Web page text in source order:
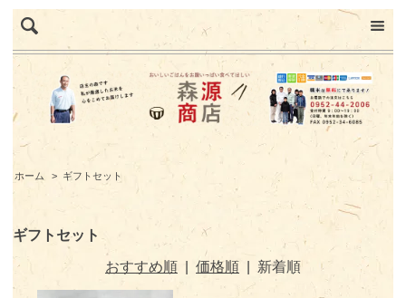
ホーム > ギフトセット
ギフトセット
おすすめ順 価格順 新着順